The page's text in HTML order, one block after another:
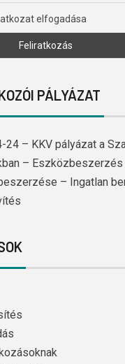
elfogadása
PÁLYÁZAT
24 – KKV pályázat a
– Eszközbeszerzés
– Ingatlan